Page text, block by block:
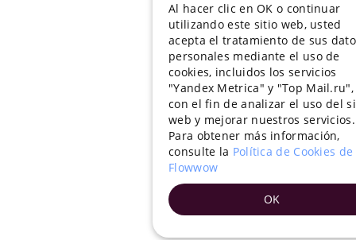
ITALIAN
Al hacer clic en OK o continuar
utilizando este sitio web, usted
acepta el tratamiento de sus
personales mediante el uso de
cookies, incluidos los servicios
"Yandex Metrica" y "Top Mail.ru",
con el fin de analizar el uso del
web y mejorar nuestros servicios.
Para obtener más información,
consulte la Política de Cookies de
Flowwow
OK